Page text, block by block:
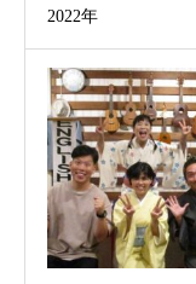
2022年